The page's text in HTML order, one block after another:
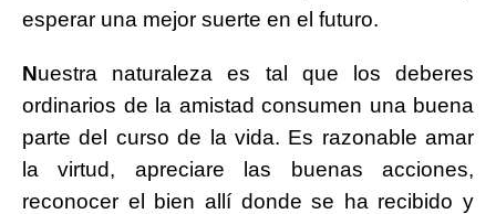
esperar una mejor suerte en el futuro.
Nuestra naturaleza es tal que los deberes
ordinarios de la amistad consumen una buena
parte del curso de la vida. Es razonable amar
la virtud, apreciare las buenas acciones,
reconocer el bien allí donde se ha recibido y